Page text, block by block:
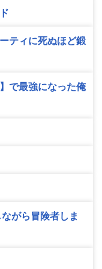
ティに死ぬほど鍛
で最強になった俺
がら冒険者しま